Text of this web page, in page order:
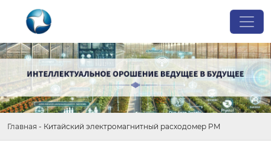
Главная - Китайский электромагнитный расходомер PM